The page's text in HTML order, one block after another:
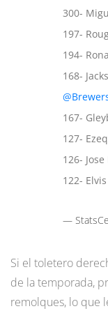
300-
197-
194-
168-
167-
127-
126- Jose
122-
—
Si el toletero
de la temporada,
remolques, lo que